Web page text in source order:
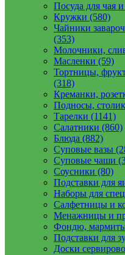
Посуда для чая
Кружки (580)
Чайники
(353)
Молочники,
Масленки (59)
Тортницы,
(318)
Креманки,
Подносы,
Тарелки (1141)
Салатники (860)
Блюда (882)
Суповые вазы
Суповые чаши
Соусники (80)
Подставки для
Наборы для
Салфетницы и
Менажницы и
Фондю,
Подставки для
Доски